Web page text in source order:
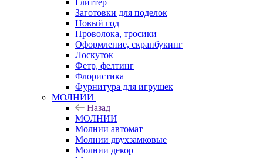
Глиттер
Заготовки для поделок
Новый год
Проволока, тросики
Оформление, скрапбукинг
Лоскуток
Фетр, фелтинг
Флористика
Фурнитура для игрушек
МОЛНИИ
Назад
МОЛНИИ
Молнии автомат
Молнии двухзамковые
Молнии декор